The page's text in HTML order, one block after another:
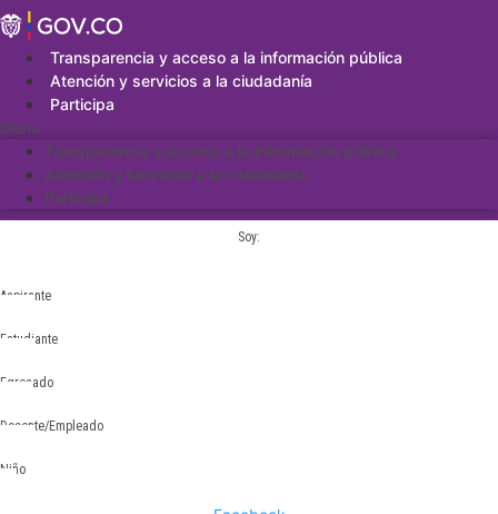
Saltar
al
contenidoTransparencia y acceso a la información pública
Atención y servicios a la ciudadanía
Participa
Menu
Transparencia y acceso a la información pública
Atención y servicios a la ciudadanía
Participa
Soy:
Aspirante
Estudiante
Egresado
Docente/Empleado
Niño